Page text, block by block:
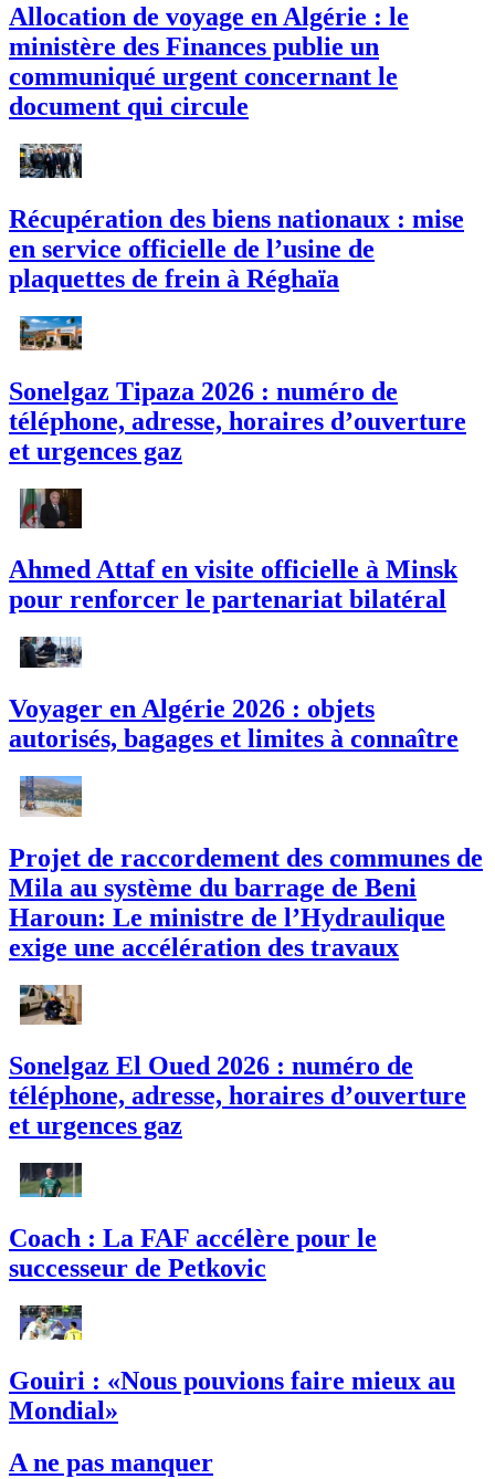
Allocation de voyage en Algérie : le
ministère des Finances publie un
communiqué urgent concernant le
document qui circule
Récupération des biens nationaux : mise
en service officielle de l’usine de
plaquettes de frein à Réghaïa
Sonelgaz Tipaza 2026 : numéro de
téléphone, adresse, horaires d’ouverture
et urgences gaz
Ahmed Attaf en visite officielle à Minsk
pour renforcer le partenariat bilatéral
Voyager en Algérie 2026 : objets
autorisés, bagages et limites à connaître
Projet de raccordement des communes de
Mila au système du barrage de Beni
Haroun: Le ministre de l’Hydraulique
exige une accélération des travaux
Sonelgaz El Oued 2026 : numéro de
téléphone, adresse, horaires d’ouverture
et urgences gaz
Coach : La FAF accélère pour le
successeur de Petkovic
Gouiri : «Nous pouvions faire mieux au
Mondial»
A ne pas manquer